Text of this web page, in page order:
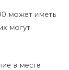
может иметь
могут
в месте